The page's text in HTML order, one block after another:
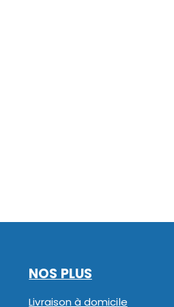
NOS PLUS
Livraison à domicile